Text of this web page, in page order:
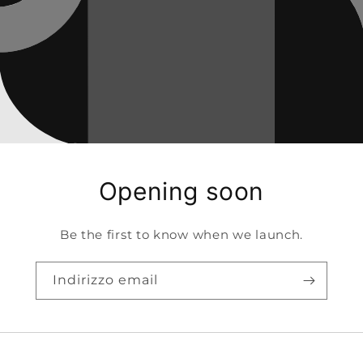
Opening soon
Be the first to know when we launch.
Indirizzo email